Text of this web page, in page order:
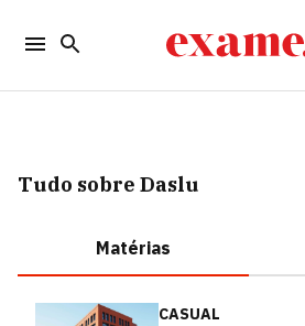
Tudo sobre Daslu
Matérias
CASUAL